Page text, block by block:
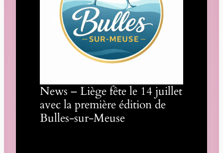
News – Liège fête le 14 juillet
avec la première édition de
Bulles-sur-Meuse